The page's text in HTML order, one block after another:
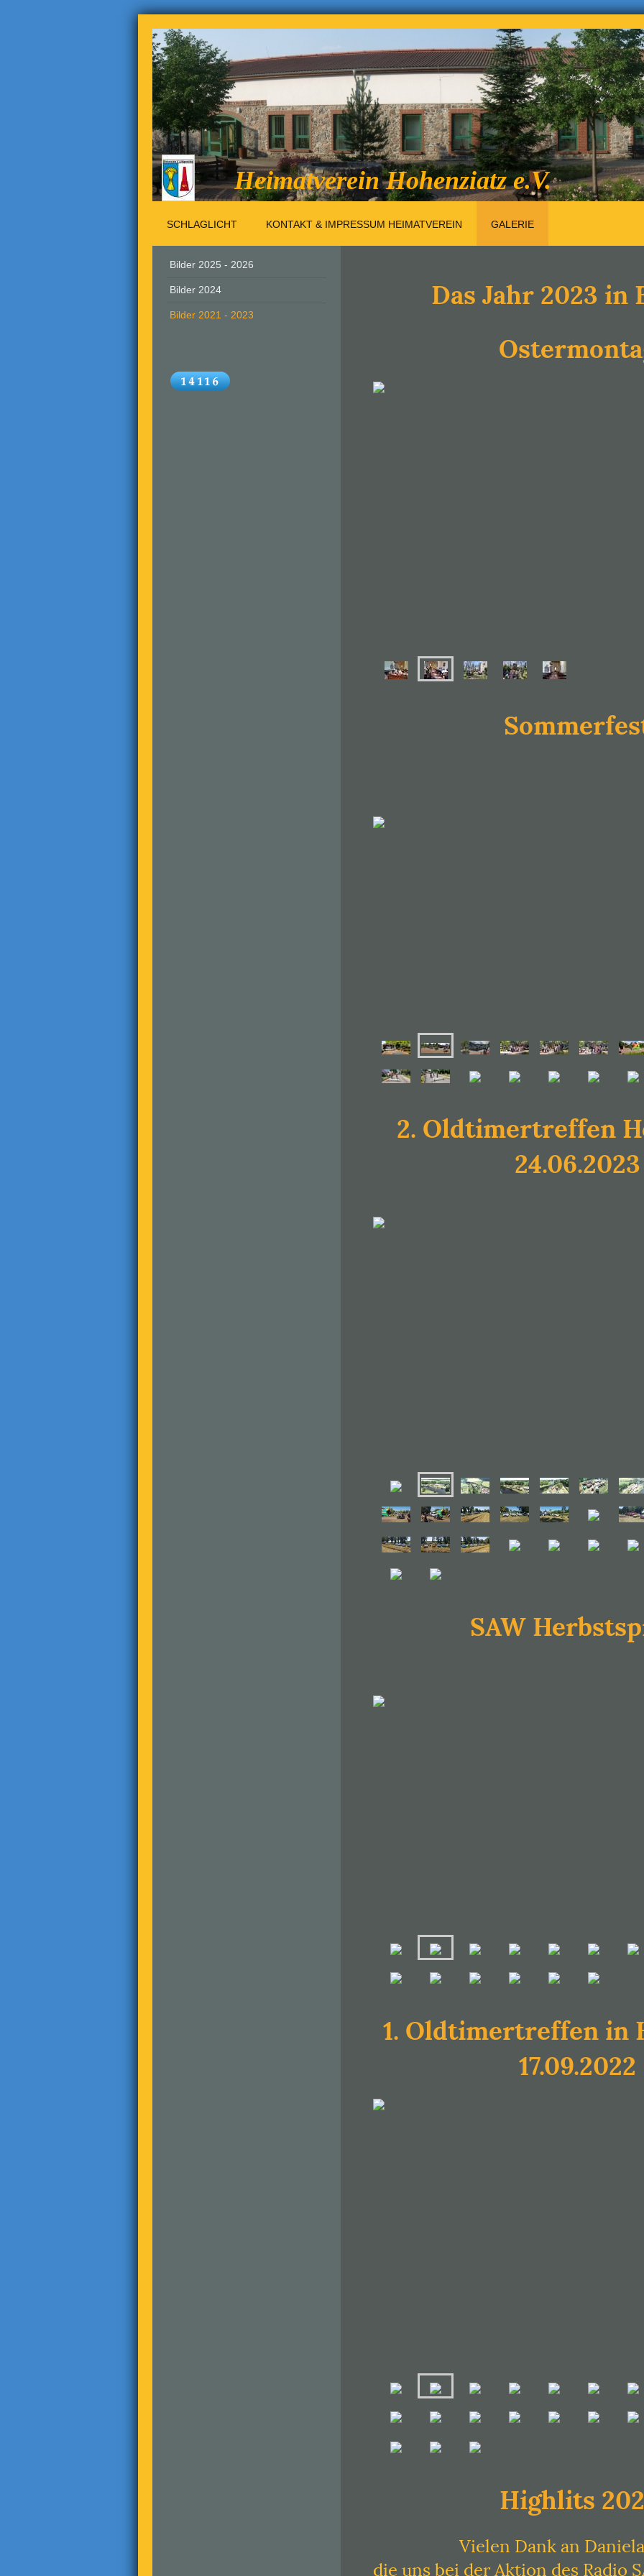
Heimatverein Hohenziatz e.V.
SCHLAGLICHT KONTAKT & IMPRESSUM HEIMATVEREIN GALERIE
Das Jahr 2023 in
2. Oldtimertreffen
24.06.2023
SAW
1. Oldtimertreffen in
17.09.2022
Highlits
Vielen Dank an
die uns bei der Aktion des Radio
Bilder 2025 - 2026
Bilder 2024
Bilder 2021 - 2023